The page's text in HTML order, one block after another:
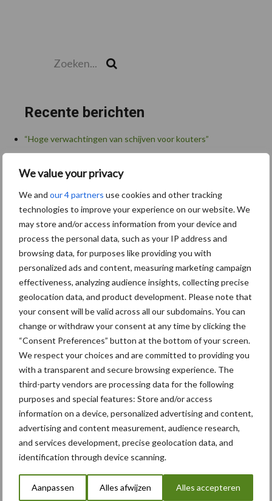
We value your privacy
We and our 4 partners use cookies and other tracking
technologies to improve your experience on our website. We
may store and/or access information from your device and
process the personal data, such as your IP address and
browsing data, for purposes like providing you with
personalized ads and content, measuring marketing campaign
effectiveness, analyzing audience insights, collecting precise
geolocation data, and product development. Please note that
your consent will be valid across all our subdomains. You can
change or withdraw your consent at any time by clicking the
“Consent Preferences” button at the bottom of your screen.
We respect your choices and are committed to providing you
with a transparent and secure browsing experience. The
third-party vendors are processing data for the following
purposes and special features: Store and/or access
information on a device, personalized advertising and content,
advertising and content measurement, audience research,
and services development, precise geolocation data, and
identification through device scanning.
Aanpassen Alles afwijzen Alles accepteren
Recente berichten
“Hoge verwachtingen van schijven voor kouters”
Caterpillar breidt gamma elektrische bulldozers uit
Komatsu HM460-6 knikdumper legt lat opnieuw hoger
Nieuwe compacte gedragen pootcombinatie van AVR
Recente reacties
Fendt kondigt nieuwe trekker aan deze
Bart PersoonopFendt kondigt nieuwe trekker aan deze
herfst
Edward Bakker
Mijn trekker: Case IH Magnum 7250
PRO van Donaat Croes
Danny HoerensopLoonwerker in beeld: Landbouwwerken
Hoerens (Zottegem)
PhilipsopJF AV stalmeststrooier: polyvalent en eenvoud